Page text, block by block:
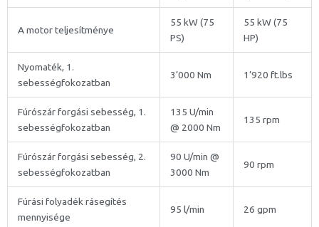
A motor teljesítménye
55 kW (75
PS)
55 kW (75
HP)
Nyomaték, 1.
sebességfokozatban
3’000 Nm 1’920 ft.lbs
Fúrószár forgási sebesség, 1.
sebességfokozatban
135 U/min
@ 2000 Nm
135 rpm
Fúrószár forgási sebesség, 2.
sebességfokozatban
90 U/min @
3000 Nm
90 rpm
Fúrási folyadék rásegítés
mennyisége
95 l/min 26 gpm